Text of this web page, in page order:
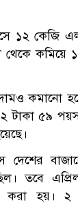
১২ কেজি
থেকে কমিয়ে
কমানো
টাকা ৫৯
তবে
করা হয়। ২